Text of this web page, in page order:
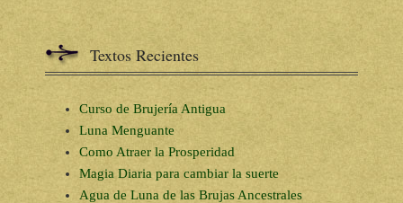
Textos Recientes
Curso de Brujería Antigua
Luna Menguante
Como Atraer la Prosperidad
Magia Diaria para cambiar la suerte
Agua de Luna de las Brujas Ancestrales